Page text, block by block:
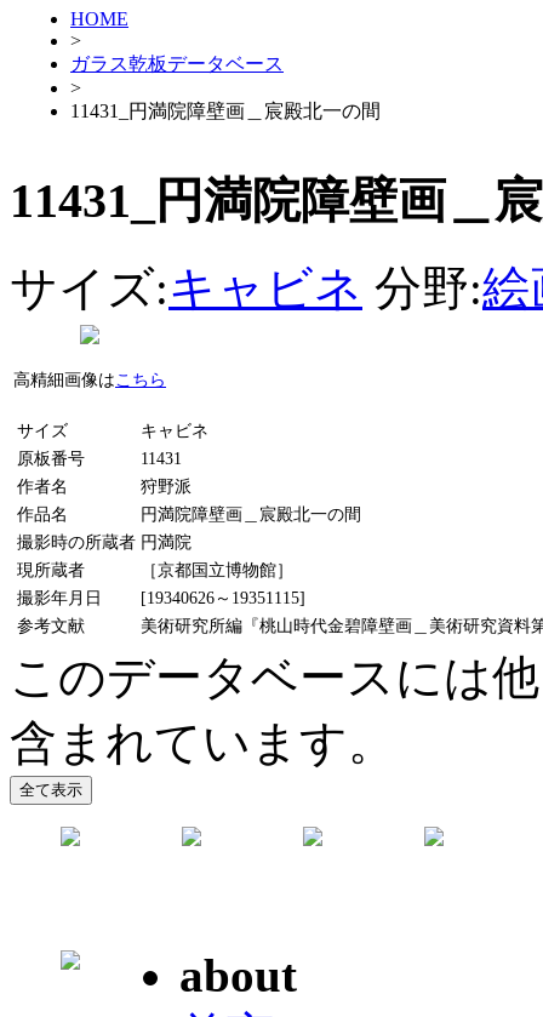
HOME
>
ガラス乾板データベース
>
11431_円満院障壁画＿宸殿北一の間
11431_円満院障壁画＿
サイズ:キャビネ 分野:絵
高精細画像はこちら
サイズ
キャビネ
原板番号
11431
作者名
狩野派
作品名
円満院障壁画＿宸殿北一の間
撮影時の所蔵者 円満院
現所蔵者
［京都国立博物館］
撮影年月日
[19340626～19351115]
参考文献
美術研究所編『桃山時代金碧障壁画＿美術研究資料
このデータベースには
含まれています。
about